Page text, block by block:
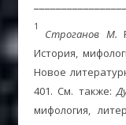
1
Строганов М.
История,
Новое
401. См. также:
мифология,